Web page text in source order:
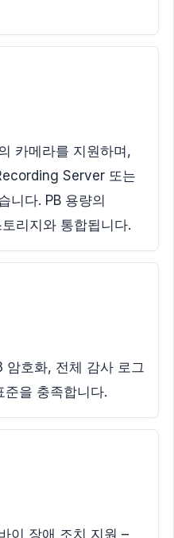
카메라를 지원하며,
Server 또는
니다. PB 용량의
리지와 통합됩니다.
암호화, 전체 감사 로그
준을 충족합니다.
이 장애 조치 지원 –